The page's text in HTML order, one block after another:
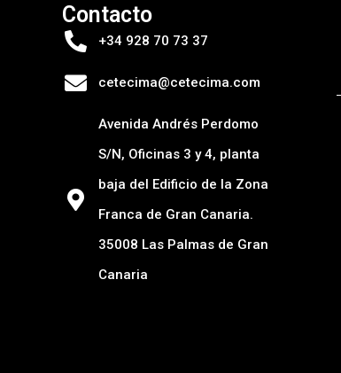
Contacto
+34 928 70 73 37
cetecima@cetecima.com
Avenida Andrés Perdomo
S/N, Oficinas 3 y 4, planta
baja del Edificio de la Zona
Franca de Gran Canaria.
35008 Las Palmas de Gran
Canaria